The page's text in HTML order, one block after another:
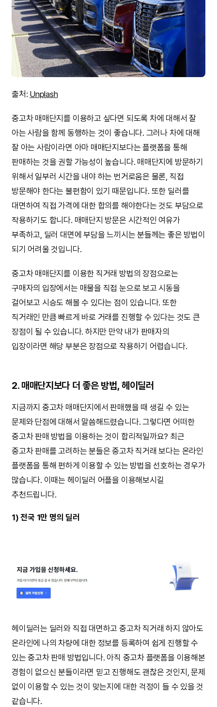
출처: Unplash
중고차 매매단지를 이용하고 싶다면 되도록 차에 대해서 잘
아는 사람을 함께 동행하는 것이 좋습니다. 그러나 차에 대해
잘 아는 사람이라면 아마 매매단지보다는 플랫폼을 통해
판매하는 것을 권할 가능성이 높습니다. 매매단지에 방문하기
위해서 일부러 시간을 내야 하는 번거로움은 물론, 직접
방문해야 한다는 불편함이 있기 때문입니다. 또한 딜러를
대면하여 직접 가격에 대한 합의를 해야한다는 것도 부담으로
작용하기도 합니다. 매매단지 방문은 시간적인 여유가
부족하고, 딜러 대면에 부담을 느끼시는 분들께는 좋은 방법이
되기 어려울 것입니다.
중고차 매매단지를 이용한 직거래 방법의 장점으로는
구매자의 입장에서는 매물을 직접 눈으로 보고 시동을
걸어보고 시승도 해볼 수 있다는 점이 있습니다. 또한
직거래인 만큼 빠르게 바로 거래를 진행할 수 있다는 것도 큰
장점이 될 수 있습니다. 하지만 만약 내가 판매자의
입장이라면 해당 부분은 장점으로 작용하기 어렵습니다.
2. 매매단지보다 더 좋은 방법, 헤이딜러
지금까지 중고차 매매단지에서 판매했을 때 생길 수 있는
문제와 단점에 대해서 말씀해드렸습니다. 그렇다면 어떠한
중고차 판매 방법을 이용하는 것이 합리적일까요? 최근
중고차 판매를 고려하는 분들은 중고차 직거래 보다는 온라인
플랫폼을 통해 편하게 이용할 수 있는 방법을 선호하는 경우가
많습니다. 이때는 헤이딜러 어플을 이용해보시길
추천드립니다.
1) 전국 1만 명의 딜러
헤이딜러는 딜러와 직접 대면하고 중고차 직거래 하지 않아도
온라인에 나의 차량에 대한 정보를 등록하여 쉽게 진행할 수
있는 중고차 판매 방법입니다. 아직 중고차 플랫폼을 이용해본
경험이 없으신 분들이라면 믿고 진행해도 괜찮은 것인지, 문제
없이 이용할 수 있는 것이 맞는지에 대한 걱정이 들 수 있을 것
같습니다.